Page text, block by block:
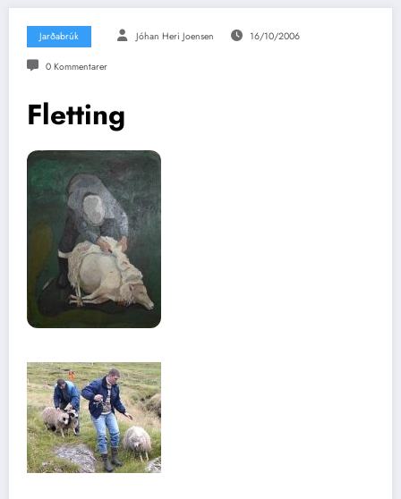
Jarðabrúk Jóhan Heri Joensen 16/10/2006
0 Kommentarer
Fletting